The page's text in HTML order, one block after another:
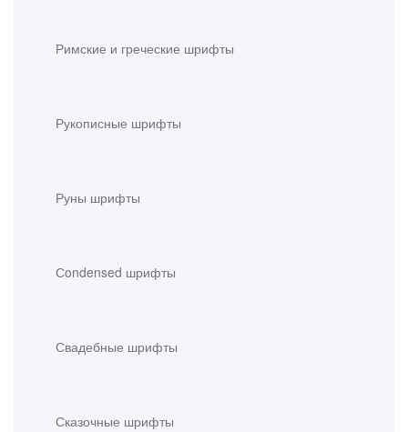
Римские и греческие шрифты
Рукописные шрифты
Руны шрифты
Сondensed шрифты
Свадебные шрифты
Сказочные шрифты